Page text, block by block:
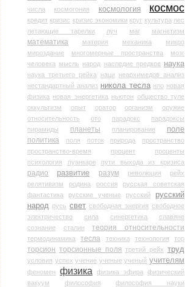
числа
космогония космология космос
кредит кризис кризис экономики круг культура лес
летающие тарелки
луч маг магнетизм
математика материя механика
микро
мироздание
многомерные пространства
мозг
человека мысль народ наследие предков наука
наука третьего рейха наци
неархимедов анализ
нестандартный анализ никола тесла нло новая
физика новая энергетика ньютон общество туле
оккультизм
опыт оратор организм
оружие
относительность
ото парадокс
парадоксы
пирамиды
планеты планирование
поле
политика
поля поток природа
пространство
пространство-время
процент
проценты
психология
пуанкаре пути выхода из кризиса
радио развитие разум революция
рейх
релятивизм
родина россия
русская советская
фантастика
русские ученые русский
русский
народ русь свет свободная энергия свободное
электричество
сила синергетика
славяне
сознание
сталин теория относительности
термодинамика тесла техника технология тор
торсион торсионные поля третий рейх труд
условия успех учение ученые ученый учителям
феномен физика физика эфира
физический
вакуум
философия философия науки